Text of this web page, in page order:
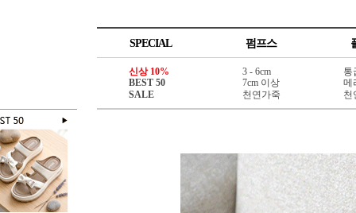
SPECIAL 펌프스
신상 10%
BEST 50
SALE
3 - 6cm
7cm 이상
천연가죽
통
메
천